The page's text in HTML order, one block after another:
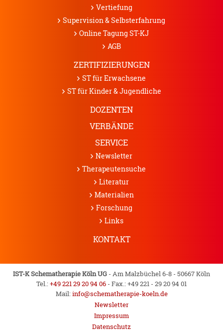
Vertiefung
Supervision & Selbsterfahrung
Online Tagung ST-KJ
AGB
ZERTIFIZIERUNGEN
ST für Erwachsene
ST für Kinder & Jugendliche
DOZENTEN
VERBÄNDE
SERVICE
News­letter
Therapeuten­suche
Literatur
Materialien
Forschung
Links
KONTAKT
IST-K Schematherapie Köln UG - Am Malzbüchel 6-8 - 50667 Köln
Tel.:+49 221 29 20 94 06 - Fax.: +49 221 - 29 20 94 01
Mail:info@schematherapie-koeln.de
Newsletter
Impressum
Datenschutz